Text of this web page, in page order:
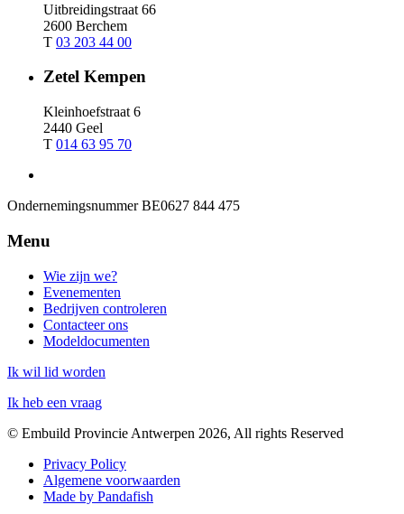
Uitbreidingstraat 66
2600 Berchem
T 03 203 44 00
Zetel Kempen
Kleinhoefstraat 6
2440 Geel
T 014 63 95 70
OndernemingsnummerBE0627 844 475
Menu
Wie zijn we?
Evenementen
Bedrijven controleren
Contacteer ons
Modeldocumenten
Ik wil lid worden
Ik heb een vraag
© Embuild Provincie Antwerpen 2026, All rights Reserved
Privacy Policy
Algemene voorwaarden
Made by Pandafish